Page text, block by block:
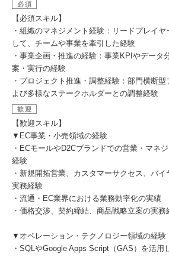
必須
【必須スキル】
・組織のマネジメント経験：リードプレイ
して、チームや事業を牽引した経験
・事業企画・推進の経験：事業KPIやデータ
案・実行の経験
・プロジェクト推進・調整経験：部門横断
よび多様なステークホルダーとの調整経験
歓迎
【歓迎スキル】
▼EC事業・小売領域の経験
・ECモールやD2Cブランドでの営業・マネ
経験
・新規開拓営業、カスタマーサクセス、バ
実務経験
・流通・EC業界における業務効率化の実績
・価格交渉、契約締結、商品戦略立案の実務
▼オペレーション・テクノロジー領域の経験
・SQLやGoogle Apps Script（GAS）を活用